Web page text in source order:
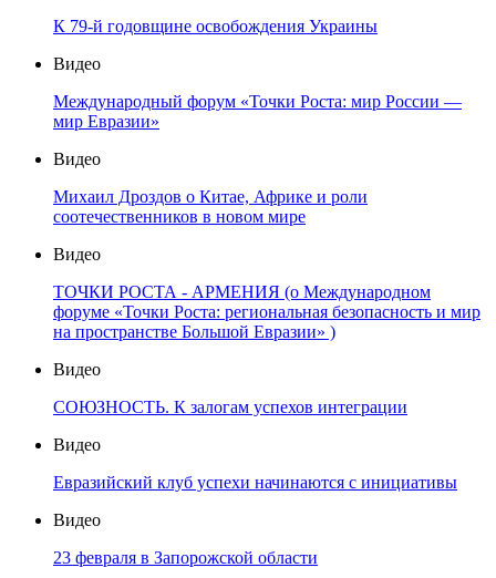
К 79-й годовщине освобождения Украины
Видео
Международный форум «Точки Роста: мир России —
мир Евразии»
Видео
Михаил Дроздов о Китае, Африке и роли
соотечественников в новом мире
Видео
ТОЧКИ РОСТА - АРМЕНИЯ (о Международном
форуме «Точки Роста: региональная безопасность и мир
на пространстве Большой Евразии» )
Видео
СОЮЗНОСТЬ. К залогам успехов интеграции
Видео
Евразийский клуб успехи начинаются с инициативы
Видео
23 февраля в Запорожской области